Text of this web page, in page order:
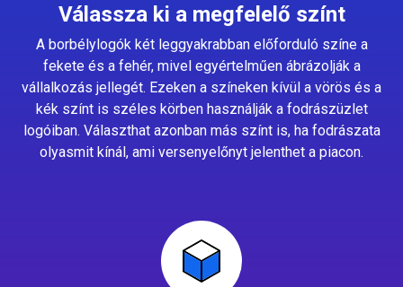
Válassza ki a megfelelő színt
A borbélylogók két leggyakrabban előforduló színe a
fekete és a fehér, mivel egyértelműen ábrázolják a
vállalkozás jellegét. Ezeken a színeken kívül a vörös és a
kék színt is széles körben használják a fodrászüzlet
logóiban. Választhat azonban más színt is, ha fodrászata
olyasmit kínál, ami versenyelőnyt jelenthet a piacon.